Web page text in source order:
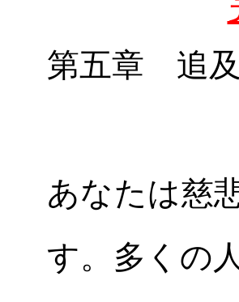
第五章 追
あなたは慈
す。多くの